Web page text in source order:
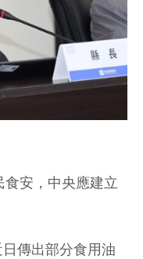
安，中央應建立
傳出部分食用油